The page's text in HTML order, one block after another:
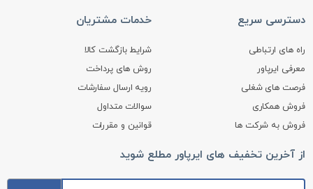
دسترسی سریع
راه های ارتباطی
معرفی ایرپاور
فرصت های شغلی
فروش همکاری
فروش به شرکت ها
خدمات مشتریان
شرایط بازگشت کالا
روش های پرداخت
رویه ارسال سفارشات
سوالات متداول
قوانین و مقررات
از آخرین تخفیف های ایرپاور مطلع شوید